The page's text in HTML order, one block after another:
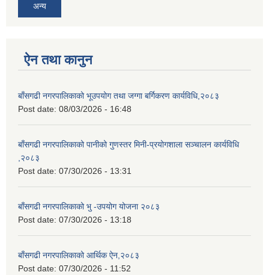
अन्य
ऐन तथा कानुन
बाँसगढी नगरपालिकाको भूउपयोग तथा जग्गा बर्गिकरण कार्यविधि,२०८३
Post date: 08/03/2026 - 16:48
बाँसगढी नगरपालिकाको पानीको गुणस्तर मिनी-प्रयोगशाला सञ्चालन कार्यविधि
,२०८३
Post date: 07/30/2026 - 13:31
बाँसगढी नगरपालिकाको भु -उपयोग योजना २०८३
Post date: 07/30/2026 - 13:18
बाँसगढी नगरपालिकाको आर्थिक ऐन,२०८३
Post date: 07/30/2026 - 11:52